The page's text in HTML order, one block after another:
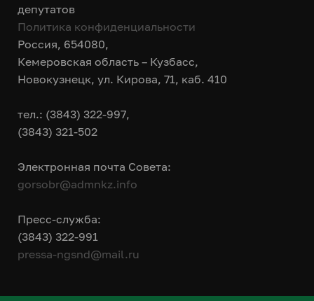
депутатов
Политика конфиденциальности
Россия, 654080,
Кемеровская область – Кузбасс,
Новокузнецк, ул. Кирова, 71, каб. 410
тел.: (3843) 322-997,
(3843) 321-502
Электронная почта Совета:
gorsobr@admnkz.info
Пресс-служба:
(3843) 322-991
pressa-ngsnd@mail.ru